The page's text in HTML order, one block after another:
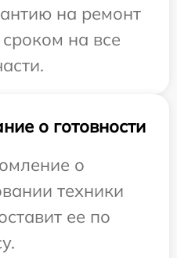
на ремонт
на все
о готовности
о
техники
ее по